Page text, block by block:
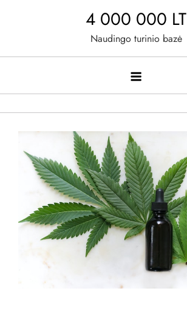
4 000 000 LT
Naudingo turinio bazė